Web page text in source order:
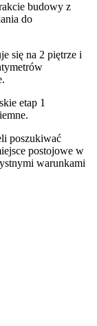
budowy z
do
się na 2 piętrze i
.
etap 1
.
poszukiwać
postojowe w
warunkami